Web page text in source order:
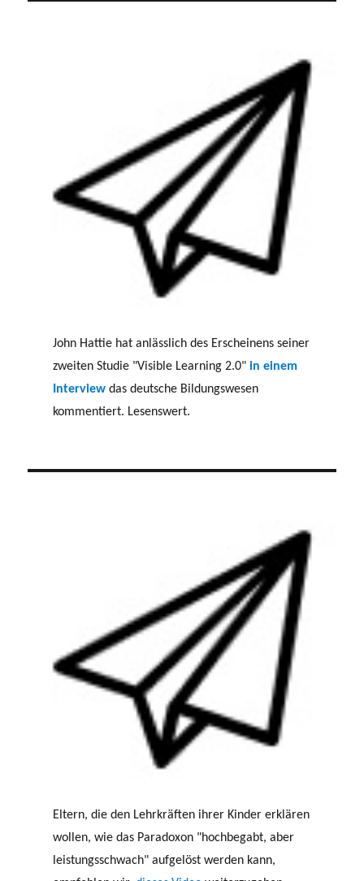
John Hattie hat anlässlich des Erscheinens seiner
zweiten Studie "Visible Learning 2.0" in einem
Interview das deutsche Bildungswesen
kommentiert. Lesenswert.
Eltern, die den Lehrkräften ihrer Kinder erklären
wollen, wie das Paradoxon "hochbegabt, aber
leistungsschwach" aufgelöst werden kann,